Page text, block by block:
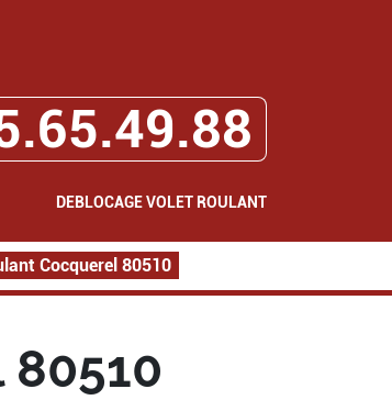
DEBLOCAGE VOLET ROULANT
Cocquerel 80510